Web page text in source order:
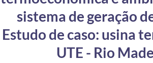
Ministério da Mulher, da Família e dos Direitos Humanos
Secretaria-Geral
Secretaria de Governo
sistema de geração
Estudo de caso: usina
UTE - Rio